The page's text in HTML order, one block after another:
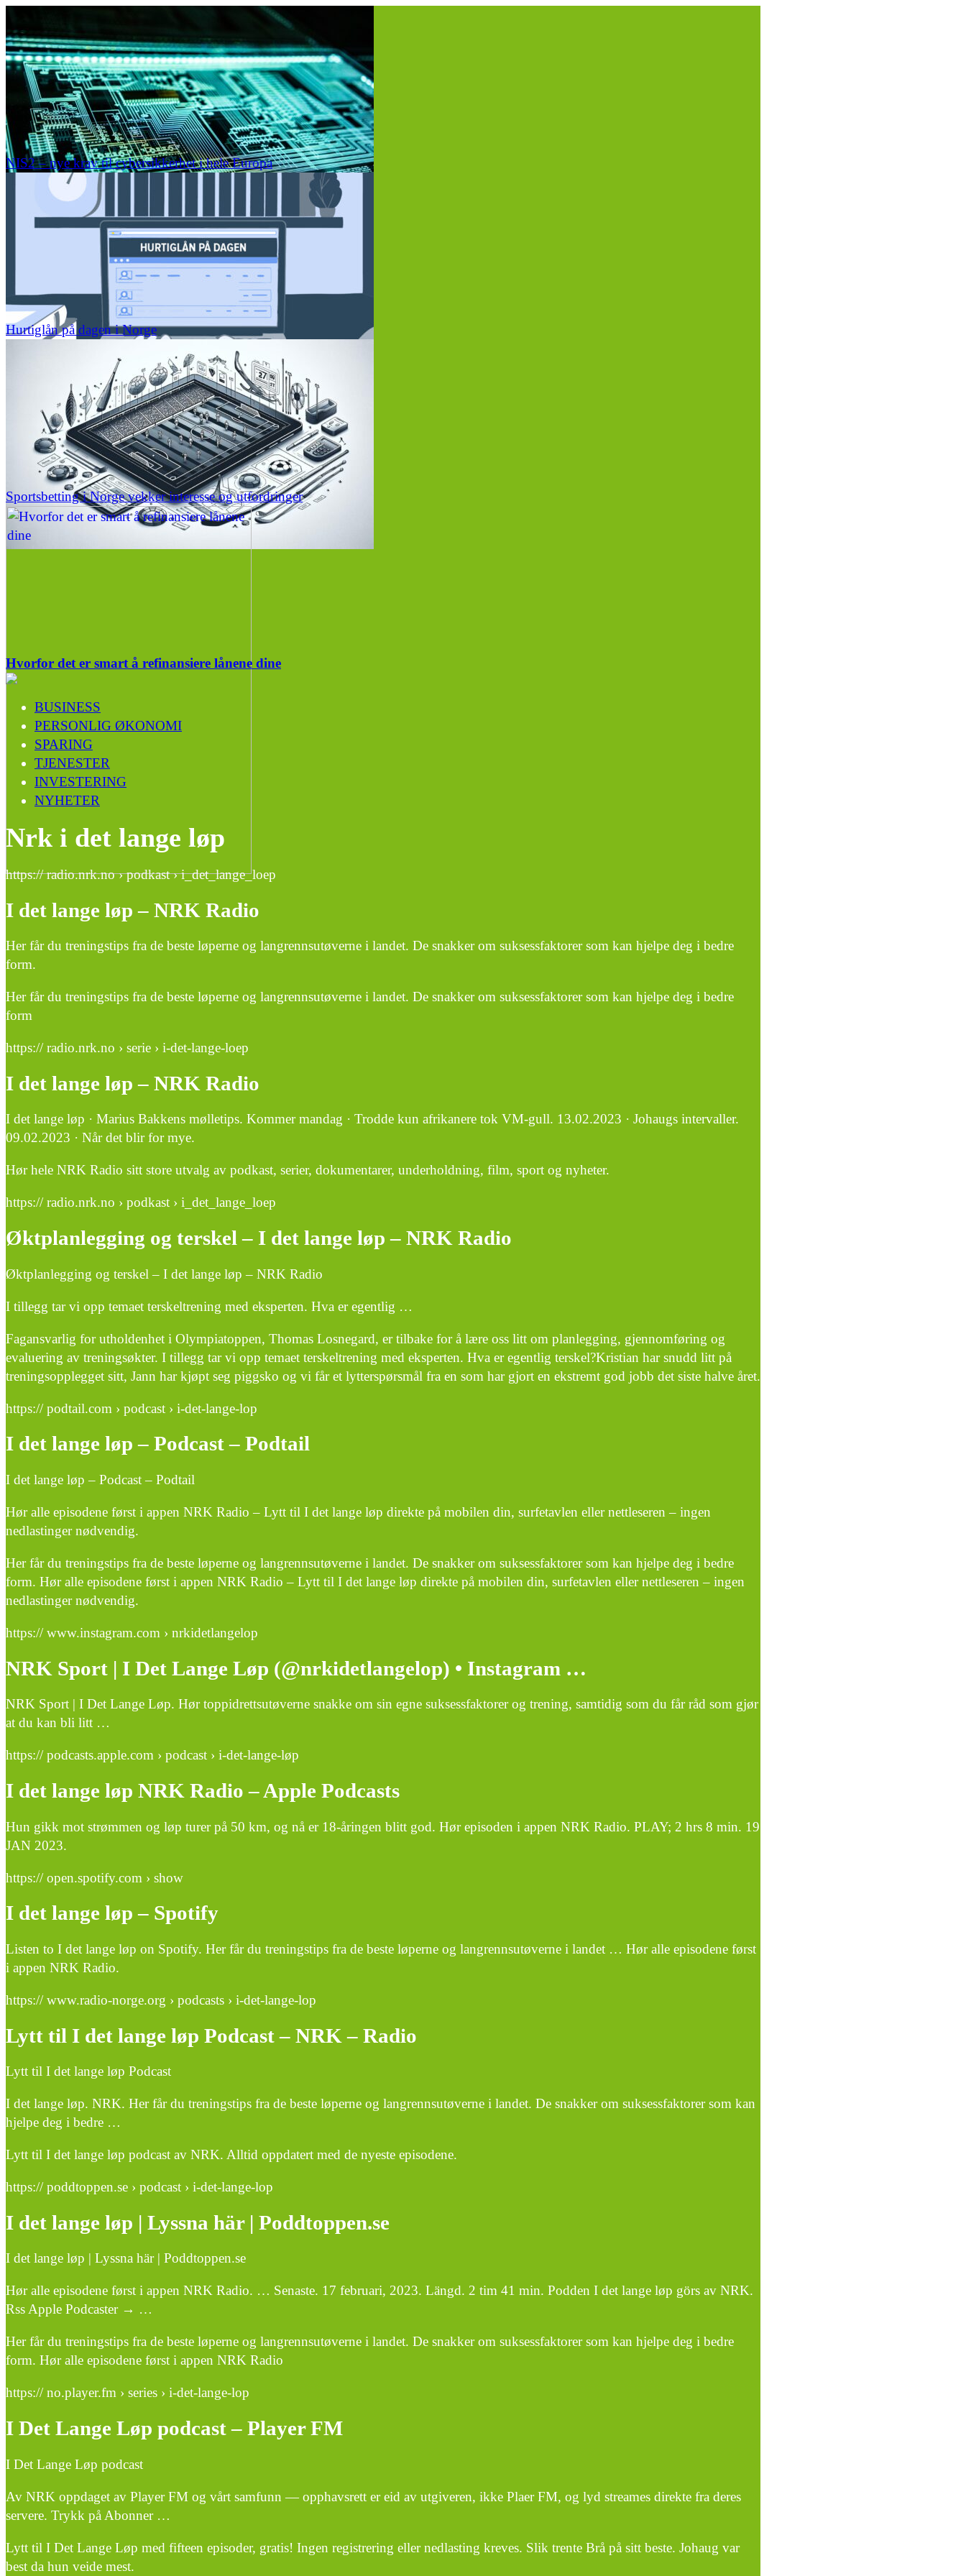
NIS2 – nye krav til cybersikkerhet i hele Europa
Hurtiglån på dagen i Norge
Sportsbetting i Norge vekker interesse og utfordringer
Hvorfor det er smart å refinansiere lånene dine
BUSINESS
PERSONLIG ØKONOMI
SPARING
TJENESTER
INVESTERING
NYHETER
Nrk i det lange løp
https:// radio.nrk.no › podkast › i_det_lange_loep
I det lange løp – NRK Radio
Her får du treningstips fra de beste løperne og langrennsutøverne i landet. De snakker om suksessfaktorer som kan hjelpe deg i bedre
form.
Her får du treningstips fra de beste løperne og langrennsutøverne i landet. De snakker om suksessfaktorer som kan hjelpe deg i bedre
form
https:// radio.nrk.no › serie › i-det-lange-loep
I det lange løp – NRK Radio
I det lange løp · Marius Bakkens mølletips. Kommer mandag · Trodde kun afrikanere tok VM-gull. 13.02.2023 · Johaugs intervaller.
09.02.2023 · Når det blir for mye.
Hør hele NRK Radio sitt store utvalg av podkast, serier, dokumentarer, underholdning, film, sport og nyheter.
https:// radio.nrk.no › podkast › i_det_lange_loep
Øktplanlegging og terskel – I det lange løp – NRK Radio
Øktplanlegging og terskel – I det lange løp – NRK Radio
I tillegg tar vi opp temaet terskeltrening med eksperten. Hva er egentlig …
Fagansvarlig for utholdenhet i Olympiatoppen, Thomas Losnegard, er tilbake for å lære oss litt om planlegging, gjennomføring og
evaluering av treningsøkter. I tillegg tar vi opp temaet terskeltrening med eksperten. Hva er egentlig terskel?Kristian har snudd litt på
treningsopplegget sitt, Jann har kjøpt seg piggsko og vi får et lytterspørsmål fra en som har gjort en ekstremt god jobb det siste halve året.
https:// podtail.com › podcast › i-det-lange-lop
I det lange løp – Podcast – Podtail
I det lange løp – Podcast – Podtail
Hør alle episodene først i appen NRK Radio – Lytt til I det lange løp direkte på mobilen din, surfetavlen eller nettleseren – ingen
nedlastinger nødvendig.
Her får du treningstips fra de beste løperne og langrennsutøverne i landet. De snakker om suksessfaktorer som kan hjelpe deg i bedre
form. Hør alle episodene først i appen NRK Radio – Lytt til I det lange løp direkte på mobilen din, surfetavlen eller nettleseren – ingen
nedlastinger nødvendig.
https:// www.instagram.com › nrkidetlangelop
NRK Sport | I Det Lange Løp (@nrkidetlangelop) • Instagram …
NRK Sport | I Det Lange Løp. Hør toppidrettsutøverne snakke om sin egne suksessfaktorer og trening, samtidig som du får råd som gjør
at du kan bli litt …
https:// podcasts.apple.com › podcast › i-det-lange-løp
I det lange løp NRK Radio – Apple Podcasts
Hun gikk mot strømmen og løp turer på 50 km, og nå er 18-åringen blitt god. Hør episoden i appen NRK Radio. PLAY; 2 hrs 8 min. 19
JAN 2023.
https:// open.spotify.com › show
I det lange løp – Spotify
Listen to I det lange løp on Spotify. Her får du treningstips fra de beste løperne og langrennsutøverne i landet … Hør alle episodene først
i appen NRK Radio.
https:// www.radio-norge.org › podcasts › i-det-lange-lop
Lytt til I det lange løp Podcast – NRK – Radio
Lytt til I det lange løp Podcast
I det lange løp. NRK. Her får du treningstips fra de beste løperne og langrennsutøverne i landet. De snakker om suksessfaktorer som kan
hjelpe deg i bedre …
Lytt til I det lange løp podcast av NRK. Alltid oppdatert med de nyeste episodene.
https:// poddtoppen.se › podcast › i-det-lange-lop
I det lange løp | Lyssna här | Poddtoppen.se
I det lange løp | Lyssna här | Poddtoppen.se
Hør alle episodene først i appen NRK Radio. … Senaste. 17 februari, 2023. Längd. 2 tim 41 min. Podden I det lange løp görs av NRK.
Rss Apple Podcaster → …
Her får du treningstips fra de beste løperne og langrennsutøverne i landet. De snakker om suksessfaktorer som kan hjelpe deg i bedre
form. Hør alle episodene først i appen NRK Radio
https:// no.player.fm › series › i-det-lange-lop
I Det Lange Løp podcast – Player FM
I Det Lange Løp podcast
Av NRK oppdaget av Player FM og vårt samfunn — opphavsrett er eid av utgiveren, ikke Plaer FM, og lyd streames direkte fra deres
servere. Trykk på Abonner …
Lytt til I Det Lange Løp med fifteen episoder, gratis! Ingen registrering eller nedlasting kreves. Slik trente Brå på sitt beste. Johaug var
best da hun veide mest.